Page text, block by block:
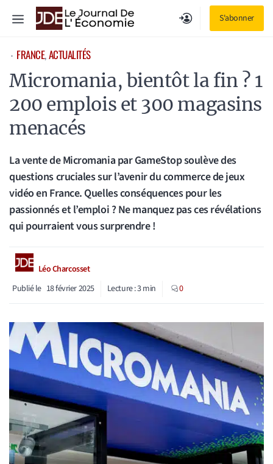
S'abonner
Menu
⋅ FRANCE, ACTUALITÉS
Micromania, bientôt la fin ? 1
200 emplois et 300 magasins
menacés
La vente de Micromania par GameStop soulève des
questions cruciales sur l’avenir du commerce de jeux
vidéo en France. Quelles conséquences pour les
passionnés et l’emploi ? Ne manquez pas ces révélations
qui pourraient vous surprendre !
Léo Charcosset
Publié le 18 février 2025 Lecture :3min 0